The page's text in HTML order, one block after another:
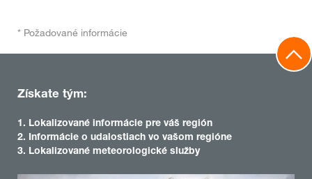
* Požadované informácie
Získate tým:
1. Lokalizované informácie pre váš región
2. Informácie o udalostiach vo vašom regióne
3. Lokalizované meteorologické služby